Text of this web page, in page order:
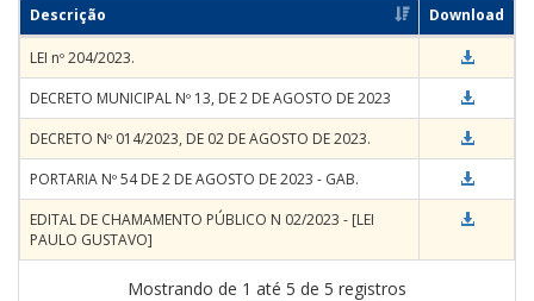
Descrição Download
LEI nº 204/2023.
DECRETO MUNICIPAL Nº 13, DE 2 DE AGOSTO DE 2023
DECRETO Nº 014/2023, DE 02 DE AGOSTO DE 2023.
PORTARIA Nº 54 DE 2 DE AGOSTO DE 2023 - GAB.
EDITAL DE CHAMAMENTO PÚBLICO N 02/2023 - [LEI
PAULO GUSTAVO]
Mostrando de 1 até 5 de 5 registros